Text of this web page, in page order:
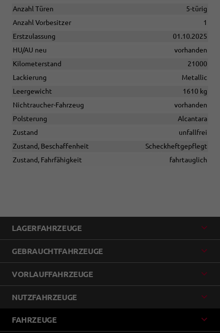
Anzahl Türen
5-türig
Anzahl Vorbesitzer
1
Erstzulassung
01.10.2025
HU/AU neu
vorhanden
Kilometerstand
21000
Lackierung
Metallic
Leergewicht
1610 kg
Nichtraucher-Fahrzeug
vorhanden
Polsterung
Alcantara
Zustand
unfallfrei
Zustand, Beschaffenheit
Scheckheftgepflegt
Zustand, Fahrfähigkeit
fahrtauglich
LAGERFAHRZEUGE
GEBRAUCHTFAHRZEUGE
VORLAUFFAHRZEUGE
NUTZFAHRZEUGE
FAHRZEUGE